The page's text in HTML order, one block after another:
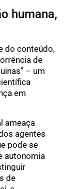
humana,
do conteúdo,
de
– um
em
ameaça
agentes
pode se
autonomia
de